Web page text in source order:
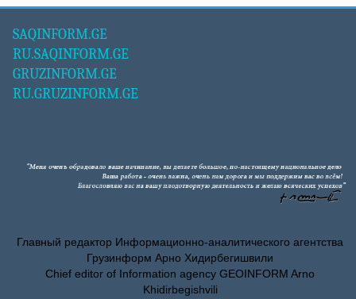
SAQINFORM.GE
RU.SAQINFORM.GE
GRUZINFORM.GE
RU.GRUZINFORM.GE
Главный редактор Информационно-аналитического агентства
Грузинформ Арно Хидирбегишвили
Chief editor of Information agency GEOINFORM Arno
Khidirbegishvili